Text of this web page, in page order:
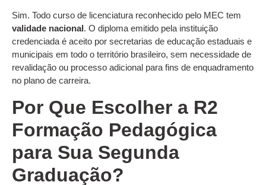
Sim. Todo curso de licenciatura reconhecido pelo MEC tem
validade nacional. O diploma emitido pela instituição
credenciada é aceito por secretarias de educação estaduais e
municipais em todo o território brasileiro, sem necessidade de
revalidação ou processo adicional para fins de enquadramento
no plano de carreira.
Por Que Escolher a R2
Formação Pedagógica
para Sua Segunda
Graduação?